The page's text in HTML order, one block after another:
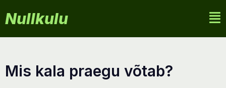
Nullkulu
mis kala praegu võtab?